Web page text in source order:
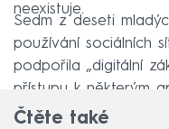
neexistuje.
Sedm z deseti
používání sociálních
podpořila „digitální
přístupu k některým
Čtěte také